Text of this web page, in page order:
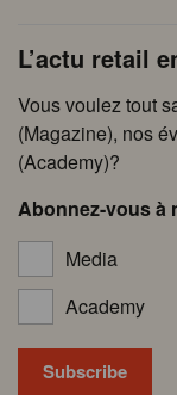
L’actu retail
Vous voulez tout
(Magazine), nos
(Academy)?
Abonnez-vous à
Media
Academy